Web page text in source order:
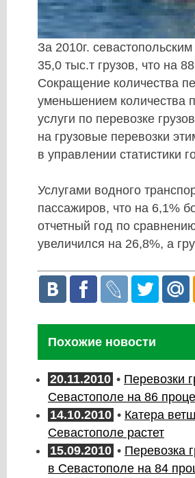
За 2010г.
35,0 тыс.т грузов, что на
Сокращение количества
уменьшением количества
услуги по перевозке
на грузовые перевозки
в управлении статистики
Услугами водного
пассажиров, что на 6,1%
отчетный год по
увеличился на 26,8%, а
Похожие новости
20.11.2010 • Перевозки
Севастополе на 86
14.10.2010 • Катера
Севастополе растет
15.09.2010 • Перевозка
в Севастополе на 84